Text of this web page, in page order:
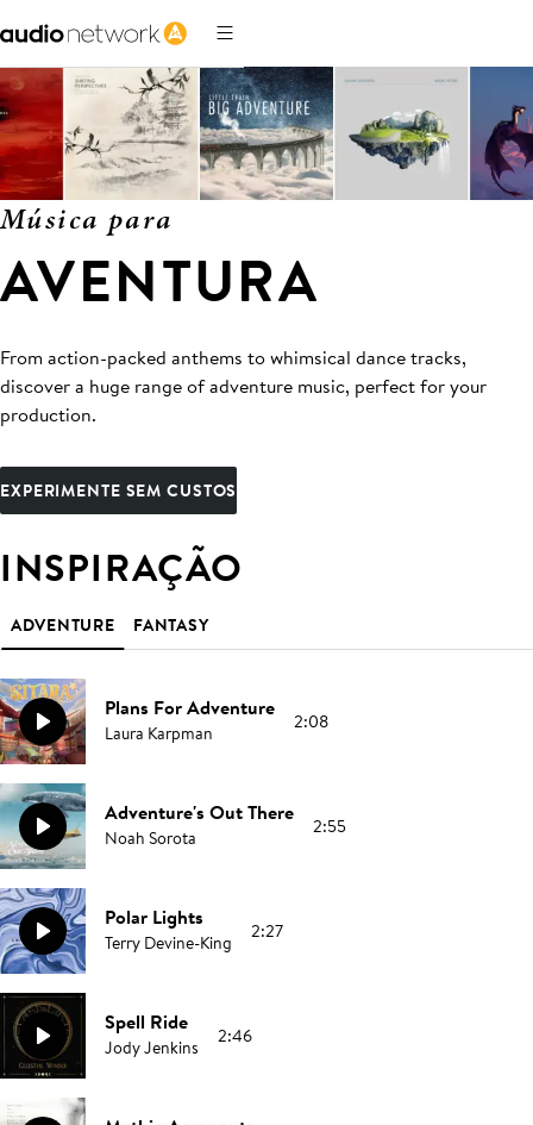
Música para
AVENTURA
From action-packed anthems to whimsical dance tracks,
discover a huge range of adventure music, perfect for your
production.
EXPERIMENTE SEM CUSTOS
INSPIRAÇÃO
ADVENTURE FANTASY
Plans For Adventure
Laura Karpman 2:08
Adventure's Out There
Noah Sorota 2:55
Polar Lights
Terry Devine-King 2:27
Spell Ride
Jody Jenkins 2:46